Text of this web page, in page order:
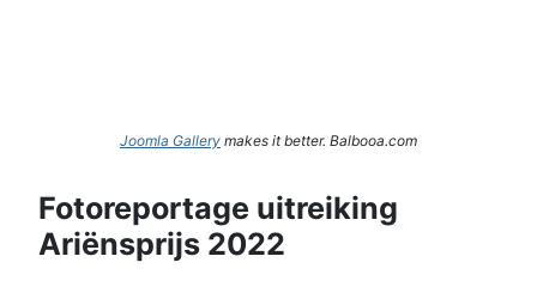
Joomla Gallery makes it better. Balbooa.com
Fotoreportage uitreiking
Ariënsprijs 2022